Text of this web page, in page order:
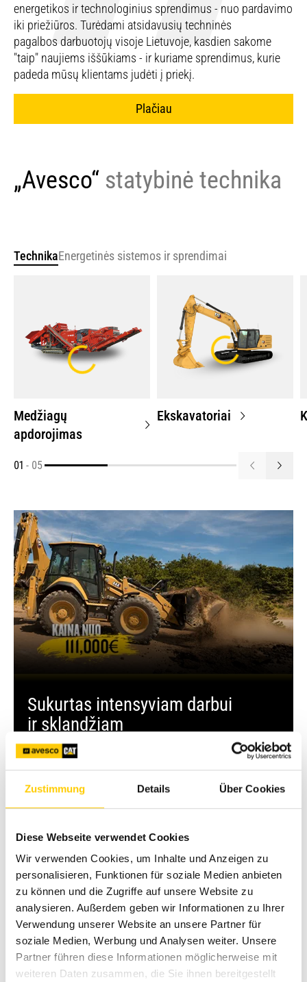
Zustimmung Details Über Cookies
Diese Webseite verwendet Cookies
Wir verwenden Cookies, um Inhalte und Anzeigen zu
personalisieren, Funktionen für soziale Medien anbieten
zu können und die Zugriffe auf unsere Website zu
analysieren. Außerdem geben wir Informationen zu Ihrer
Verwendung unserer Website an unsere Partner für
soziale Medien, Werbung und Analysen weiter. Unsere
Partner führen diese Informationen möglicherweise mit
weiteren Daten zusammen, die Sie ihnen bereitgestellt
energetikos ir technologinius sprendimus - nuo pardavimo
iki priežiūros. Turėdami atsidavusių techninės
pagalbos darbuotojų visoje Lietuvoje, kasdien sakome
"taip" naujiems iššūkiams - ir kuriame sprendimus, kurie
padeda mūsų klientams judėti į priekį.
Plačiau
„Avesco“ statybinė technika
TechnikaEnergetinės sistemos ir sprendimai
Medžiagų
apdorojimas
Ekskavatoriai
01 - 05
Sukurtas intensyviam darbui
ir sklandžiam
projektų įgyvendinimui